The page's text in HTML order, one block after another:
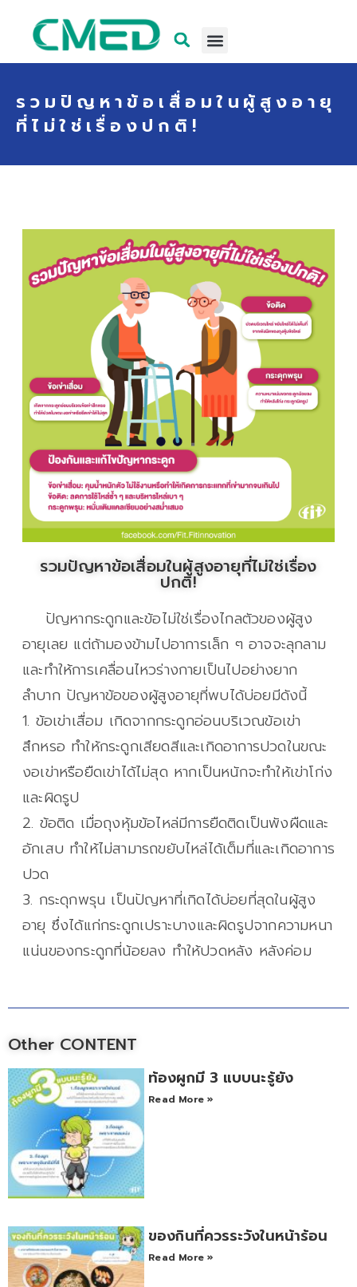
รวมปัญหาข้อเสื่อมในผู้สูงอายุ
ที่ไม่ใช่เรื่องปกติ!
รวมปัญหาข้อเสื่อมในผู้สูงอายุที่ไม่ใช่เรื่อง
ปกติ!
ปัญหากระดูกและข้อไม่ใช่เรื่องไกลตัวของผู้สูง
อายุเลย แต่ถ้ามองข้ามไปอาการเล็ก ๆ อาจจะลุกลาม
และทำให้การเคลื่อนไหวร่างกายเป็นไปอย่างยาก
ลำบาก ปัญหาข้อของผู้สูงอายุที่พบได้บ่อยมีดังนี้
1. ข้อเข่าเสื่อม เกิดจากกระดูกอ่อนบริเวณข้อเข่า
สึกหรอ ทำให้กระดูกเสียดสีและเกิดอาการปวดในขณะ
งอเข่าหรือยืดเข่าได้ไม่สุด หากเป็นหนักจะทำให้เข่าโก่ง
และผิดรูป
2. ข้อติด เมื่อถุงหุ้มข้อไหล่มีการยืดติดเป็นพังผืดและ
อักเสบ ทำให้ไม่สามารถขยับไหล่ได้เต็มที่และเกิดอาการ
ปวด
3. กระดุกพรุน เป็นปัญหาที่เกิดได้บ่อยที่สุดในผู้สูง
อายุ ซึ่งได้แก่กระดูกเปราะบางและผิดรูปจากความหนา
แน่นของกระดูกที่น้อยลง ทำให้ปวดหลัง หลังค่อม
Other CONTENT
ท้องผูกมี 3 แบบนะรู้ยัง
Read More »
ของกินที่ควรระวังในหน้าร้อน
Read More »